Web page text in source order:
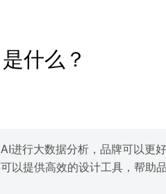
什么？
进行大数据分析，品牌可以更
以提供高效的设计工具，帮助